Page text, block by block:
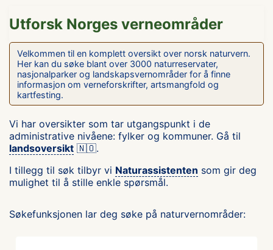
Utforsk Norges verneområder
Velkommen til en komplett oversikt over norsk naturvern.
Her kan du søke blant over 3000 naturreservater,
nasjonalparker og landskapsvernområder for å finne
informasjon om verneforskrifter, artsmangfold og
kartfesting.
Vi har oversikter som tar utgangspunkt i de
administrative nivåene: fylker og kommuner. Gå til
landsoversikt 🇳🇴.
I tillegg til søk tilbyr vi Naturassistenten som gir deg
mulighet til å stille enkle spørsmål.
Søkefunksjonen lar deg søke på naturvernområder: